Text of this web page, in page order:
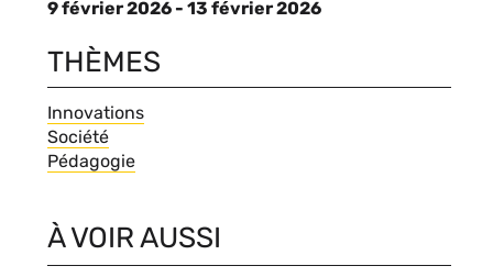
9 février 2026 - 13 février 2026
THÈMES
Thèmes
Innovations
Société
Pédagogie
À VOIR AUSSI